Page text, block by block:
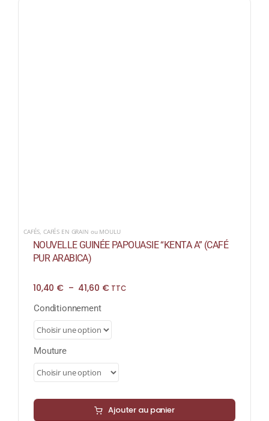
CAFÉS, CAFÉS EN GRAIN ou MOULU
NOUVELLE GUINÉE PAPOUASIE “KENTA A” (CAFÉ
PUR ARABICA)
10,40 € – 41,60 €Plage
à
TTC
Conditionnement
Mouture
Ajouter au panier